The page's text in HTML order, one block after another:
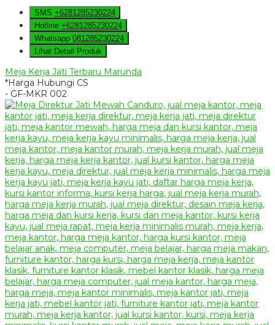
SMS +6281285230224
Hotline +6281285230224
Whatsapp 081285230224
Lihat Detail Produk
Meja Kerja Jati Terbaru Marunda
*Harga Hubungi CS
- GF-MKR 002